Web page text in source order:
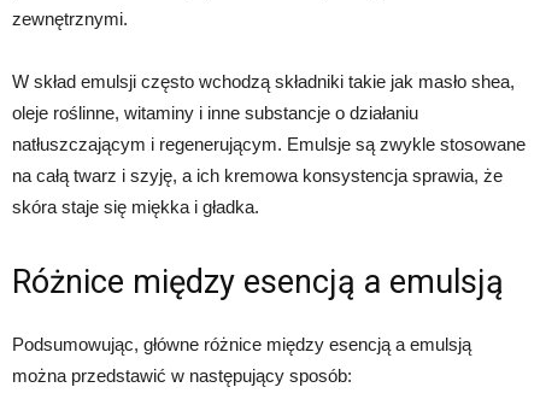
zewnętrznymi.
W skład emulsji często wchodzą składniki takie jak masło shea,
oleje roślinne, witaminy i inne substancje o działaniu
natłuszczającym i regenerującym. Emulsje są zwykle stosowane
na całą twarz i szyję, a ich kremowa konsystencja sprawia, że
skóra staje się miękka i gładka.
Różnice między esencją a emulsją
Podsumowując, główne różnice między esencją a emulsją
można przedstawić w następujący sposób: